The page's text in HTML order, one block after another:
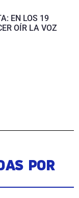
EN LOS 19
OÍR LA VOZ
POR